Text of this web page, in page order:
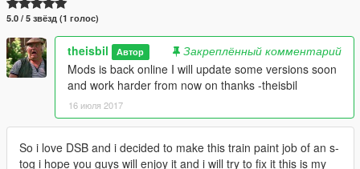
5.0 / 5 звёзд (1 голос)
theisbil Автор
Закреплённый комментарий
Mods is back online I will update some versions soon
and work harder from now on thanks -theisbil
16 июля 2017
So i love DSB and i decided to make this train paint job of an s-
tog i hope you guys will enjoy it and i will try to fix it this is my